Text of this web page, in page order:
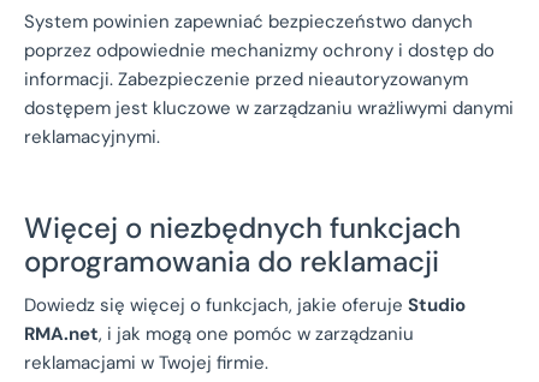
System powinien zapewniać bezpieczeństwo danych
poprzez odpowiednie mechanizmy ochrony i dostęp do
informacji. Zabezpieczenie przed nieautoryzowanym
dostępem jest kluczowe w zarządzaniu wrażliwymi danymi
reklamacyjnymi.
Więcej o niezbędnych funkcjach
oprogramowania do reklamacji
Dowiedz się więcej o funkcjach, jakie oferuje Studio
RMA.net, i jak mogą one pomóc w zarządzaniu
reklamacjami w Twojej firmie.